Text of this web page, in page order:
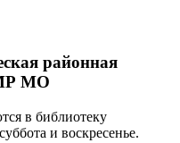
районная
МР МО
в библиотеку
и воскресенье.